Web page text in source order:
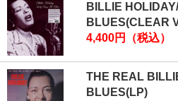
BILLIE
BLUES(CLEAR
4,400円（税込）
THE REAL
BLUES(LP)